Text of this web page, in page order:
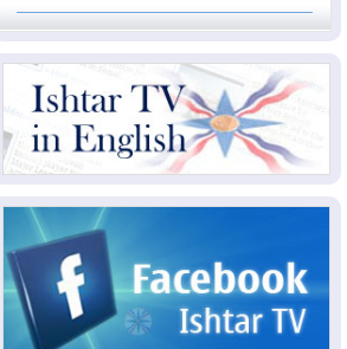
2026-08-08الداخلية: رصد شائعات مفبركة
بالذكاء الاصطناعي ومقاطع قديمة يعاد نشرها
2026-08-08دعم أمني أمريكي بمليار دولار
لإدارة رئيس كولومبيا الجديد
2026-08-07حكومة إقليم كوردستان ترفض
قرار "دانة غاز" و"نفط الهلال" بتزويد بغداد
2026-08-07القوات المسلحة العراقية: خطة
أمنية لإجهاض هجمة محتملة على السعودية